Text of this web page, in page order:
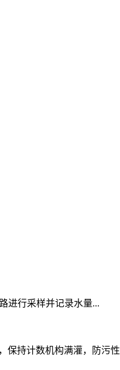
进行采样并记录水量...
持计数机构满灌，防污